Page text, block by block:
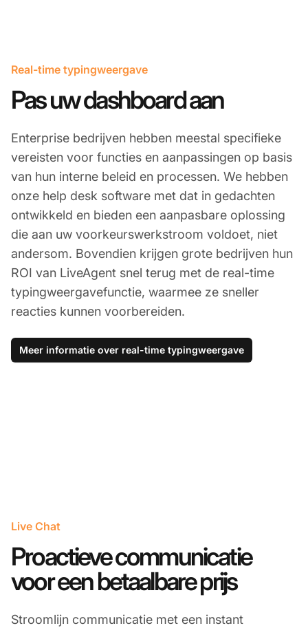
Real-time typingweergave
Pas uw dashboard aan
Enterprise bedrijven hebben meestal specifieke
vereisten voor functies en aanpassingen op basis
van hun interne beleid en processen. We hebben
onze help desk software met dat in gedachten
ontwikkeld en bieden een aanpasbare oplossing
die aan uw voorkeurswerkstroom voldoet, niet
andersom. Bovendien krijgen grote bedrijven hun
ROI van LiveAgent snel terug met de real-time
typingweergavefunctie, waarmee ze sneller
reacties kunnen voorbereiden.
Meer informatie over real-time typingweergave
Live Chat
Proactieve communicatie
voor een betaalbare prijs
Stroomlijn communicatie met een instant